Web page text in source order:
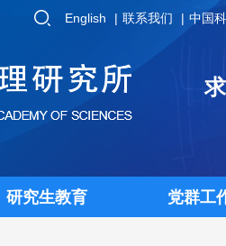
English 联系我们 中国
研究生教育 党群工